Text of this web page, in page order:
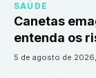
SAÚDE
Canetas
entenda os
5 de agosto de 2026